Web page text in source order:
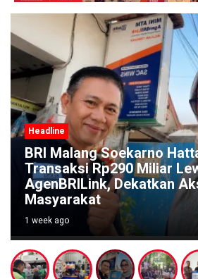
Hatta Catat
Miliar Lewat 1.646
Akses Keuangan